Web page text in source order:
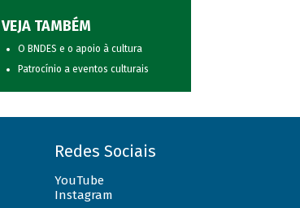
VEJA TAMBÉM
O BNDES e o apoio à cultura
Patrocínio a eventos culturais
Redes Sociais
YouTube
Instagram